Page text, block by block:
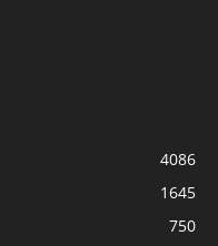
4086
1645
750